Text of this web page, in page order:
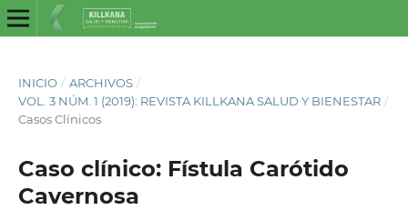
INICIO / ARCHIVOS /
VOL. 3 NÚM. 1 (2019): REVISTA KILLKANA SALUD Y BIENESTAR /
Casos Clínicos
Caso clínico: Fístula Carótido
Cavernosa